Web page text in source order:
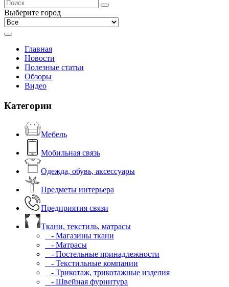
Выберите город
Главная
Новости
Полезные статьи
Обзоры
Видео
Категории
Мебель
Мобильная связь
Одежда, обувь, аксессуары
Предметы интерьера
Предприятия связи
Ткани, текстиль, матрасы
- Магазины ткани
- Матрасы
- Постельные принадлежности
- Текстильные компании
- Трикотаж, трикотажные изделия
- Швейная фурнитура